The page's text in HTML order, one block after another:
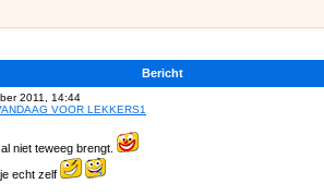
Bericht
2011, 14:44
VOOR LEKKERS1
niet teweeg brengt.
echt zelf